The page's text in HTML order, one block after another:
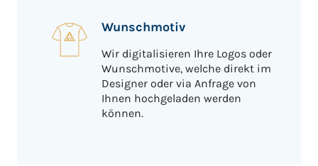
Wunschmotiv
Wir digitalisieren Ihre Logos oder
Wunschmotive, welche direkt im
Designer oder via Anfrage von
Ihnen hochgeladen werden
können.